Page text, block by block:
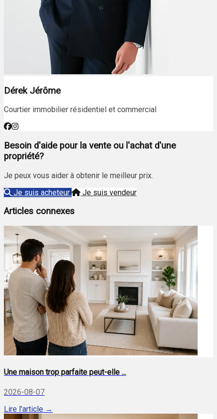
Dérek Jérôme
Courtier immobilier résidentiel et commercial
Besoin d'aide pour la vente ou l'achat d'une
propriété?
Je peux vous aider à obtenir le meilleur prix.
Je suis acheteur
Je suis vendeur
Articles connexes
Une maison trop parfaite peut-elle ...
2026-08-07
Lire l'article →